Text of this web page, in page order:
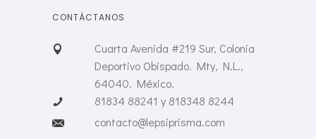
CONTÁCTANOS
Cuarta Avenida #219 Sur, Colonia
Deportivo Obispado. Mty, N.L.,
64040. México.
81834 88241 y 818348 8244
contacto@lepsiprisma.com